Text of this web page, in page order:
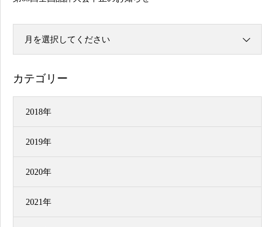
月を選択してください
カテゴリー
2018年
2019年
2020年
2021年